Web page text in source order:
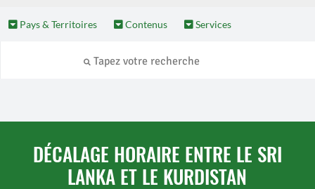
Pays & Territoires Contenus Services
DÉCALAGE HORAIRE ENTRE LE SRI
LANKA ET LE KURDISTAN